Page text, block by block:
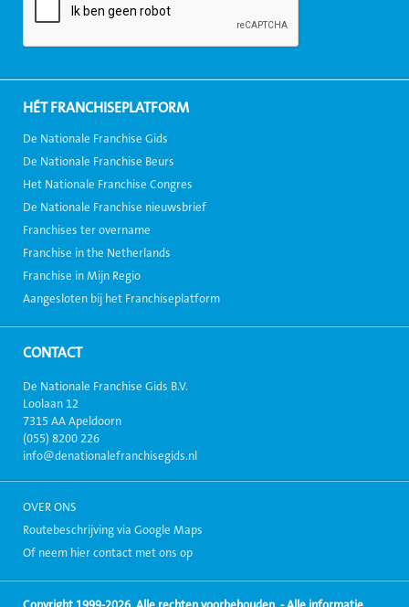
HÉT FRANCHISEPLATFORM
De Nationale Franchise Gids
De Nationale Franchise Beurs
Het Nationale Franchise Congres
De Nationale Franchise nieuwsbrief
Franchises ter overname
Franchise in the Netherlands
Franchise in Mijn Regio
Aangesloten bij het Franchiseplatform
CONTACT
De Nationale Franchise Gids B.V.
Loolaan 12
7315 AA Apeldoorn
(055) 8200 226
info@denationalefranchisegids.nl
OVER ONS
Routebeschrijving via Google Maps
Of neem hier contact met ons op